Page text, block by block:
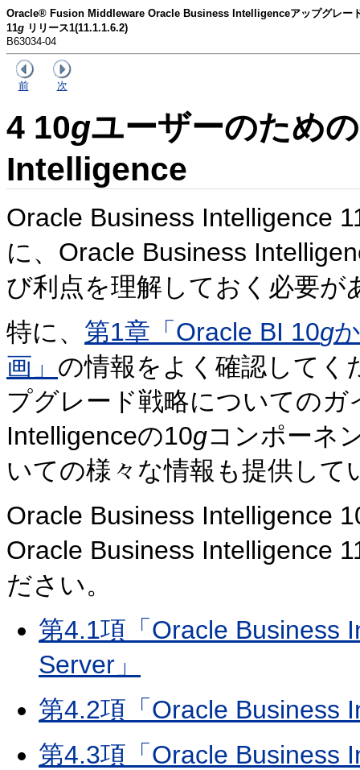
Oracle® Fusion Middleware Oracle Business Intelligenceアップグレー
11g リリース1(11.1.1.6.2)
B63034-04
前 次
4 10gユーザーのため
Intelligence
Oracle Business Intelligence
に、Oracle Business
び利点を理解しておく必要が
特に、 第1章「Oracle BI 10g
画」 の情報をよく確認してく
プグレード戦略についての
Intelligenceの10gコンポーネ
いての様々な情報も提供して
Oracle Business Intelligence
Oracle Business Intelligence
ださい。
第4.1項「Oracle Business
Server」
第4.2項「Oracle Business
第4.3項「Oracle Business